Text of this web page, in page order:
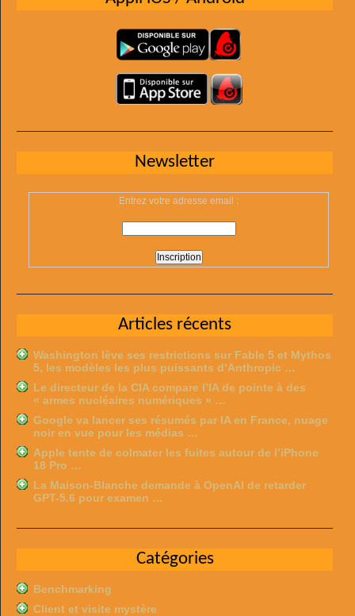
Newsletter
Entrez votre adresse email :
Articles récents
Washington lève ses restrictions sur Fable 5 et Mythos
5, les modèles les plus puissants d’Anthropic …
Le directeur de la CIA compare l’IA de pointe à des
« armes nucléaires numériques » …
Google va lancer ses résumés par IA en France, nuage
noir en vue pour les médias …
Apple tente de colmater les fuites autour de l’iPhone
18 Pro …
La Maison-Blanche demande à OpenAI de retarder
GPT-5.6 pour examen …
Catégories
Benchmarking
Client et visite mystère